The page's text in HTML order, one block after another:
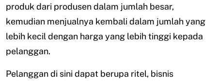
produk dari produsen dalam jumlah besar,
kemudian menjualnya kembali dalam jumlah yang
lebih kecil dengan harga yang lebih tinggi kepada
pelanggan.
Pelanggan di sini dapat berupa ritel, bisnis